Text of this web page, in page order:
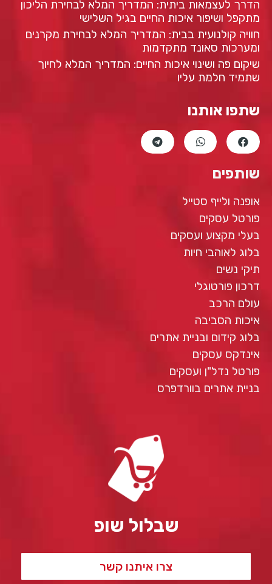
הדרך לעצמאות ביתית: המדריך המלא לבחירת הליכון
מתקפל ושיפור איכות החיים בגיל השלישי
חוויה קולנועית בבית: המדריך המלא לבחירת מקרנים
ומערכות סאונד מתקדמות
שיקום פה ושינוי איכות החיים: המדריך המלא לחיוך
שתמיד חלמת עליו
שתפו אותנו
שותפים
אופנה ולייף סטייל
פורטל עסקים
בעלי מקצוע ועסקים
בלוג לאוהבי חיות
תיקי נשים
דרכון פורטוגלי
עולם הרכב
איכות הסביבה
בלוג קידום ובניית אתרים
אינדקס עסקים
פורטל נדל"ן ועסקים
בניית אתרים בוורדפרס
שבלול שופ
צרו איתנו קשר